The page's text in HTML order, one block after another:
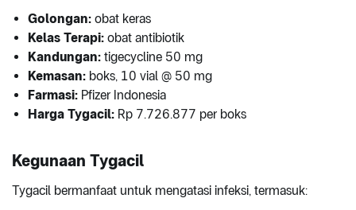
Golongan: obat keras
Kelas Terapi: obat antibiotik
Kandungan: tigecycline 50 mg
Kemasan: boks, 10 vial @ 50 mg
Farmasi: Pfizer Indonesia
Harga Tygacil: Rp 7.726.877 per boks
Kegunaan Tygacil
Tygacil bermanfaat untuk mengatasi infeksi, termasuk: